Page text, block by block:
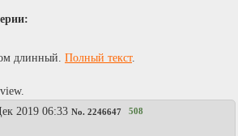
длинный. Полный текст.
2019 06:33 No. 2246647 508